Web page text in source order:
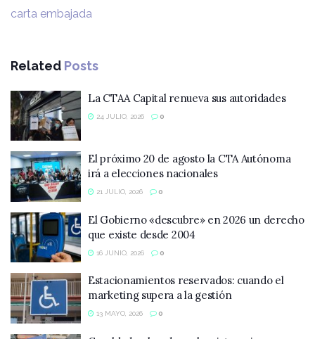
carta embajada
Related Posts
La CTAA Capital renueva sus autoridades
24 JULIO, 2026 0
El próximo 20 de agosto la CTA Autónoma
irá a elecciones nacionales
21 JULIO, 2026 0
El Gobierno «descubre» en 2026 un derecho
que existe desde 2004
16 JUNIO, 2026 0
Estacionamientos reservados: cuando el
marketing supera a la gestión
13 MAYO, 2026 0